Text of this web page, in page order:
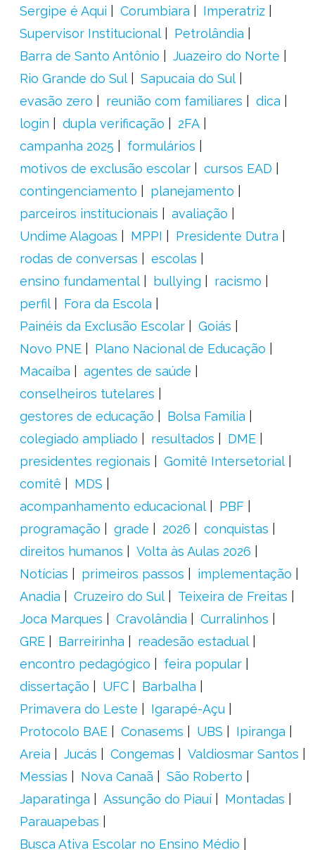
Sergipe é Aqui
Corumbiara
Imperatriz
Supervisor Institucional
Petrolândia
Barra de Santo Antônio
Juazeiro do Norte
Rio Grande do Sul
Sapucaia do Sul
evasão zero
reunião com familiares
dica
login
dupla verificação
2FA
campanha 2025
formulários
motivos de exclusão escolar
cursos EAD
contingenciamento
planejamento
parceiros institucionais
avaliação
Undime Alagoas
MPPI
Presidente Dutra
rodas de conversas
escolas
ensino fundamental
bullying
racismo
perfil
Fora da Escola
Painéis da Exclusão Escolar
Goiás
Novo PNE
Plano Nacional de Educação
Macaíba
agentes de saúde
conselheiros tutelares
gestores de educação
Bolsa Família
colegiado ampliado
resultados
DME
presidentes regionais
Gomitê Intersetorial
comitê
MDS
acompanhamento educacional
PBF
programação
grade 2026
conquistas
direitos humanos
Volta às Aulas 2026
Notícias
primeiros passos
implementação
Anadia
Cruzeiro do Sul
Teixeira de Freitas
Joca Marques
Cravolândia
Curralinhos
GRE
Barreirinha
readesão estadual
encontro pedagógico
feira popular
dissertação
UFC
Barbalha
Primavera do Leste
Igarapé-Açu
Protocolo BAE
Conasems UBS
Ipiranga
Areia
Jucás Congemas
Valdiosmar Santos
Messias
Nova Canaã
São Roberto
Japaratinga
Assunção do Piauí
Montadas
Parauapebas
Busca Ativa Escolar no Ensino Médio